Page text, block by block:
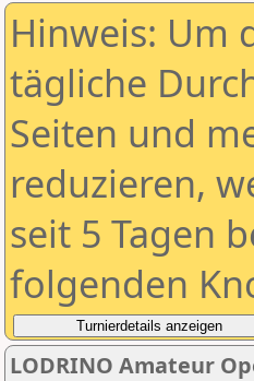
Hinweis: Um
tägliche
Seiten und
reduzieren,
seit 5 Tagen
folgenden
LODRINO Amateur